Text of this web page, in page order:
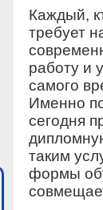
Каждый,
требует
работу и
самого
Именно
сегодня
таким
формы